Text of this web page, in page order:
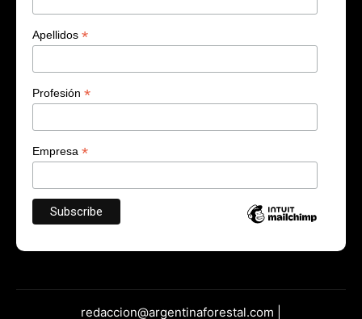
Apellidos *
Profesión *
Empresa *
redaccion@argentinaforestal.com |